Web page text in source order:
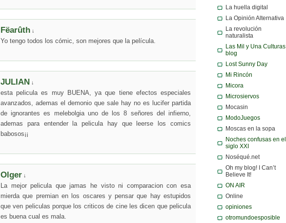
Fëarûth ↓
Yo tengo todos los cómic, son mejores que la película.
JULIAN ↓
esta pelicula es muy BUENA, ya que tiene efectos especiales
avanzados, ademas el demonio que sale hay no es lucifer partida
de ignorantes es melebolgia uno de los 8 señores del infierno,
ademas para entender la pelicula hay que leerse los comics
babosos¡¡
Olger ↓
La mejor pelicula que jamas he visto ni comparacion con esa
mierda que premian en los oscares y pensar que hay estupidos
que ven peliculas porque los criticos de cine les dicen que pelicula
es buena cual es mala.
La huella digital
La Opinión Alternativa
La revolución
naturalista
Las Mil y Una Culturas
blog
Lost Sunny Day
Mi Rincón
Micora
Microsiervos
Mocasin
ModoJuegos
Moscas en la sopa
Noches confusas en el
siglo XXI
Noséqué.net
Oh my blog! I Can’t
Believe It!
ON AIR
Online
opiniones
otromundoesposible